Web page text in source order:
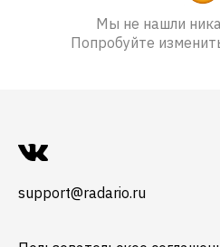
Мы не нашли
Попробуйте
support@radario.ru